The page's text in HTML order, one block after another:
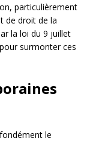
particulièrement
de droit de la
la loi du 9 juillet
surmonter ces
le